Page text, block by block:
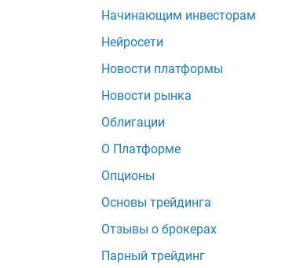
Начинающим инвесторам
Нейросети
Новости платформы
Новости рынка
Облигации
О Платформе
Опционы
Основы трейдинга
Отзывы о брокерах
Парный трейдинг